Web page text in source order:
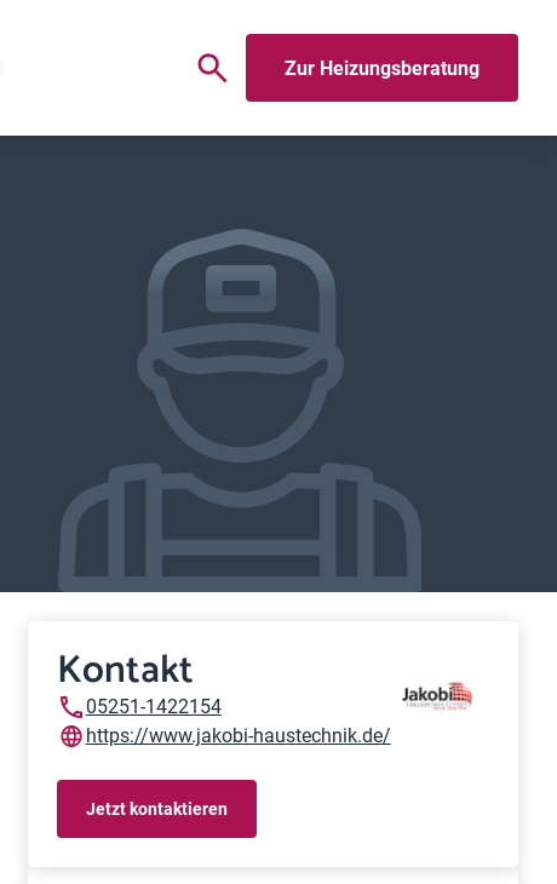
Zur Heizungsberatung
Kontakt
05251-1422154
https://www.jakobi-haustechnik.de/
Jetzt kontaktieren